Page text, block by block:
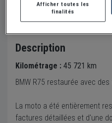
Envoyer un email
Description
Kilométrage : 45 721 km
BMW R75 restaurée avec
La moto a été entièrement
factures détaillées et d'une
Afficher toutes les
finalités